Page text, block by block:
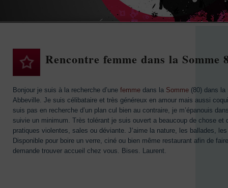
Rencontre femme dans la Somme
Bonjour je suis à la recherche d’une femme dans la Somme (80) dans
Abbeville. Je suis célibataire et très généreux en amour mais aussi
suis pas en recherche d’un plan cul bien au contraire, je m’épanouis
suivie un minimum. Très tolérant je suis ouvert a beaucoup de chose et
pratiques violentes, sales ou déviante. J’aime la nature, les ballades,
Disponible pour boire un verre, ciné ou bien même restaurant afin de
demande trouver accueil chez vous. Bises. Laurent.